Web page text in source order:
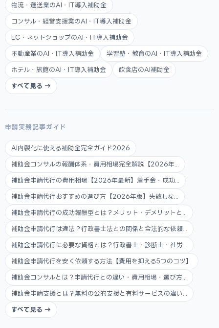
物流・運送業のAI・IT導入補助金
コンサル・経営支援業のAI・IT導入補助金
EC・ネットショップのAI・IT導入補助金
不動産業のAI・IT導入補助金 学習塾・教育のAI・IT導入補助金
ホテル・旅館のAI・IT導入補助金 飲食店のAI補助金
すべて見る →
申請実務記事ガイド
AI内製化に使える補助金完全ガイド2026
補助金コンサルの報酬体系・費用相場完全解説【2026年...
補助金申請代行の費用相場【2026年最新】着手金・成功...
補助金申請代行おすすめの選び方【2026年版】失敗しな...
補助金申請代行の成功報酬型とは？メリット・デメリットと...
補助金申請代行は違法？行政書士法との関係と合法的な依頼...
補助金申請代行に必要な資格とは？行政書士・診断士・社労...
補助金申請代行を安く依頼する方法【費用を抑える5つのコツ】
補助金コンサルとは？申請代行との違い・費用相場・選び方...
補助金申請支援とは？無料の公的支援と有料サービスの違い...
すべて見る →